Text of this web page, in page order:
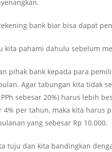
bank biar bisa dapat
pahami dahulu sebelum
pihak bank kepada para
Agar tabungan kita tidak
sebesar 20%) harus lebih
per tahun, maka kita harus
yang sebesar Rp 10.000.
tuju dan kita bandingkan